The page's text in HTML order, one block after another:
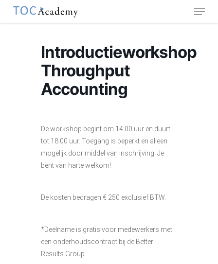
Menu
Introductieworkshop
Throughput
Accounting
De workshop begint om 14:00 uur en duurt
tot 18:00 uur. Toegang is beperkt en alleen
mogelijk door middel van inschrijving. Je
bent van harte welkom!
De kosten bedragen € 250 exclusief BTW.
*Deelname is gratis voor medewerkers met
een onderhoudscontract bij de Better
Results Group.